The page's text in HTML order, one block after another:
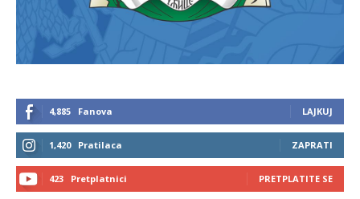
4,885 Fanova LAJKUJ
1,420 Pratilaca ZAPRATI
423 Pretplatnici PRETPLATITE SE